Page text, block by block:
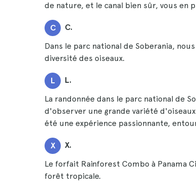
de nature, et le canal bien sûr, vous en
C C.
Dans le parc national de Soberania,
diversité des oiseaux.
L L.
La randonnée dans le parc national de
d'observer une grande variété
été une expérience passionnante,
X X.
Le forfait Rainforest Combo à Panama
forêt tropicale.